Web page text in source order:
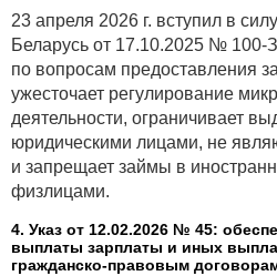
23 апреля 2026 г. вступил в силу
Беларусь от 17.10.2025 № 100-
по вопросам предоставления
ужесточает регулирование
деятельности, ограничивает
юридическими лицами, не
и запрещает займы в
физлицами.
4. Указ от 12.02.2026 № 45:
выплаты зарплаты и иных
гражданско-правовым